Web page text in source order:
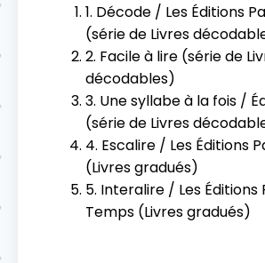
1. Décode / Les Éditions
(série de Livres
2. Facile à lire (série de
décodables)
3. Une syllabe à la fois /
(série de Livres
4. Escalire / Les Éditions
(Livres gradués)
5. Interalire / Les Éditions
Temps (Livres gradués)